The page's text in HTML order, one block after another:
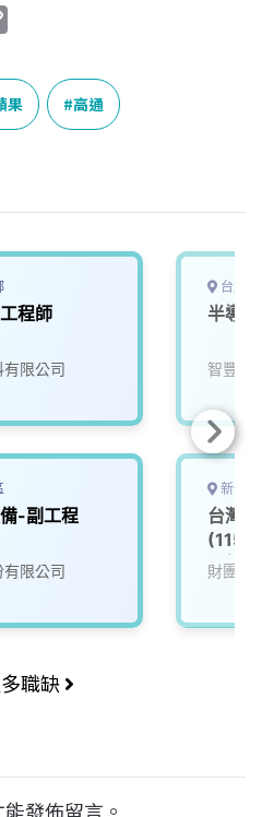
p
y
L
k
果 高通
程師
限公司
備-副工程
限公司
台北
半導
智豐科
新竹
台灣
(115-
程師_
財團法
職缺
發佈留言。